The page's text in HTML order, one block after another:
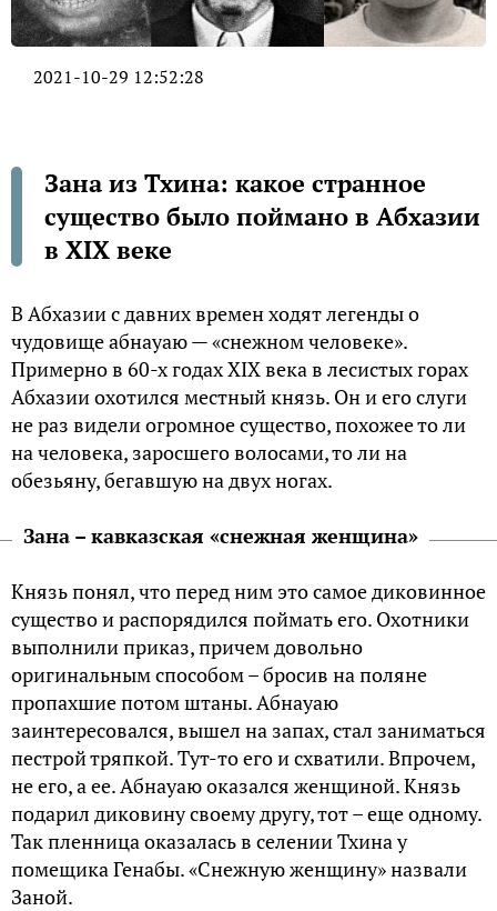
2021-10-29 12:52:28
Зана из Тхина: какое странное
существо было поймано в Абхазии
в XIX веке
В Абхазии с давних времен ходят легенды о
чудовище абнауаю — «снежном человеке».
Примерно в 60-х годах XIX века в лесистых горах
Абхазии охотился местный князь. Он и его слуги
не раз видели огромное существо, похожее то ли
на человека, заросшего волосами, то ли на
обезьяну, бегавшую на двух ногах.
Зана – кавказская «снежная женщина»
Князь понял, что перед ним это самое диковинное
существо и распорядился поймать его. Охотники
выполнили приказ, причем довольно
оригинальным способом – бросив на поляне
пропахшие потом штаны. Абнауаю
заинтересовался, вышел на запах, стал заниматься
пестрой тряпкой. Тут-то его и схватили. Впрочем,
не его, а ее. Абнауаю оказался женщиной. Князь
подарил диковину своему другу, тот – еще одному.
Так пленница оказалась в селении Тхина у
помещика Генабы. «Снежную женщину» назвали
Заной.